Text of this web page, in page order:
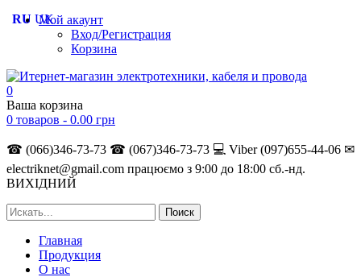
Мой акаунт
Вход/Регистрация
Корзина
0
Ваша корзина
0 товаров - 0.00 грн
☎ (066)346-73-73 ☎ (067)346-73-73 💻 Viber (097)655-44-06 ✉
electriknet@gmail.com працюємо з 9:00 до 18:00 сб.-нд.
ВИХІДНИЙ
Главная
Продукция
О нас
RU UK